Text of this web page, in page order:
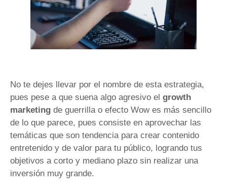
No te dejes llevar por el nombre de esta estrategia,
pues pese a que suena algo agresivo el growth
marketing de guerrilla o efecto Wow es más sencillo
de lo que parece, pues consiste en aprovechar las
temáticas que son tendencia para crear contenido
entretenido y de valor para tu público, logrando tus
objetivos a corto y mediano plazo sin realizar una
inversión muy grande.